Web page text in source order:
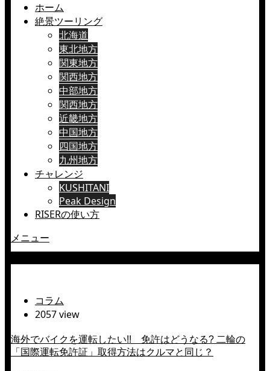
ホーム
絶景ツーリング
北海道
東北地方
関東地方
関西地方
中部地方
関西地方
近畿地方
中国地方
四国地方
九州地方
チャレンジ
KUSHITANI
Peak Design
RISERの使い方
メニュー
コラム
2057 view
海外でバイクを運転したい!! 免許はどうなる? 二輪の
「国際運転免許証」取得方法はクルマと同じ？